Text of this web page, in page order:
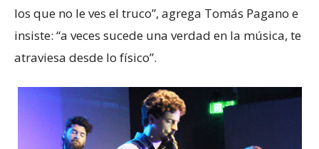
los que no le ves el truco”, agrega Tomás Pagano e
insiste: “a veces sucede una verdad en la música, te
atraviesa desde lo físico”.